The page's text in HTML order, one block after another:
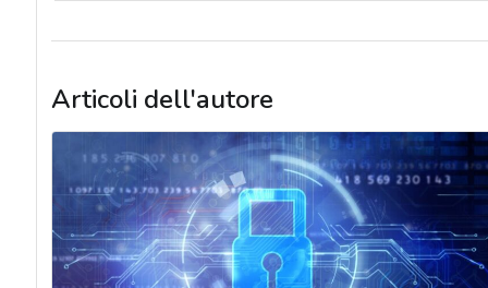
Articoli dell'autore